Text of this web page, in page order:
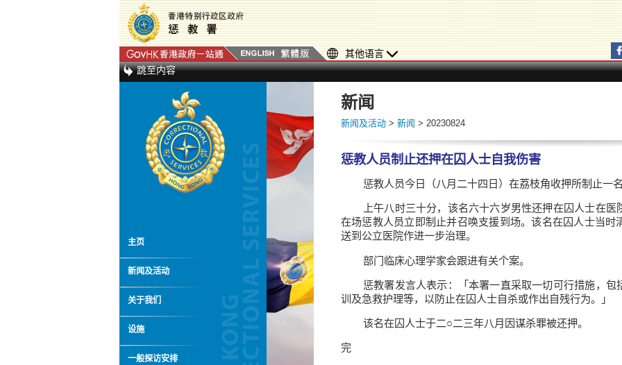
其他语言
跳至内容
主页
新闻及活动
关于我们
设施
一般探访安排
新闻
新闻及活动 > 新闻 > 20230824
惩教人员制止还押在囚人士自我伤害
惩教人员今日（八月二十四日）在荔枝角收押所制止一
上午八时三十分，该名六十六岁男性还押在囚人士在
在场惩教人员立即制止并召唤支援到场。该名在囚人士当时
送到公立医院作进一步治理。
部门临床心理学家会跟进有关个案。
惩教署发言人表示：「本署一直采取一切可行措施，
训及急救护理等，以防止在囚人士自杀或作出自残行为。」
该名在囚人士于二○二三年八月因谋杀罪被还押。
完